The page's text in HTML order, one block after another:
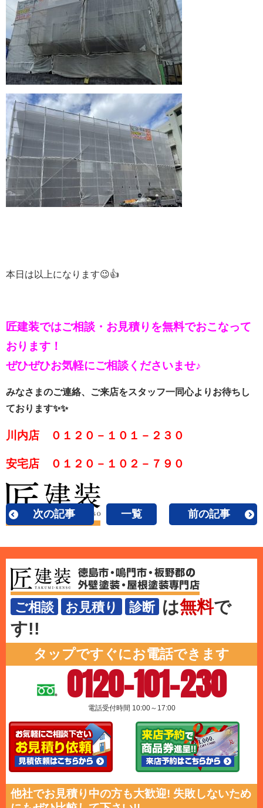
本日は以上になります😉👍
匠建装ではご相談・お見積りを無料でおこなって
おります！
ぜひぜひお気軽にご相談くださいませ♪
みなさまのご連絡、ご来店をスタッフ一同心よりお待ちし
ております✨✨
川内店 ０１２０－１０１－２３０
安宅店 ０１２０－１０２－７９０
次の記事 一覧 前の記事
ご相談 お見積り 診断 は無料で
す!!
タップですぐにお電話できます
0120-101-230
電話受付時間 10:00～17:00
他社でお見積り中の方も大歓迎! 失敗しないため